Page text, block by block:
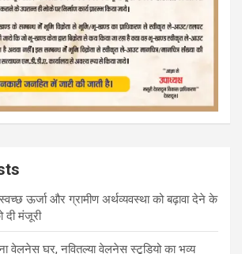
ऊर्जा और ग्रामीण अर्थव्यवस्था को बढ़ावा देने के
दी मंजूरी
वेलनेस घर, नवितल्या वेलनेस स्टूडियो का भव्य